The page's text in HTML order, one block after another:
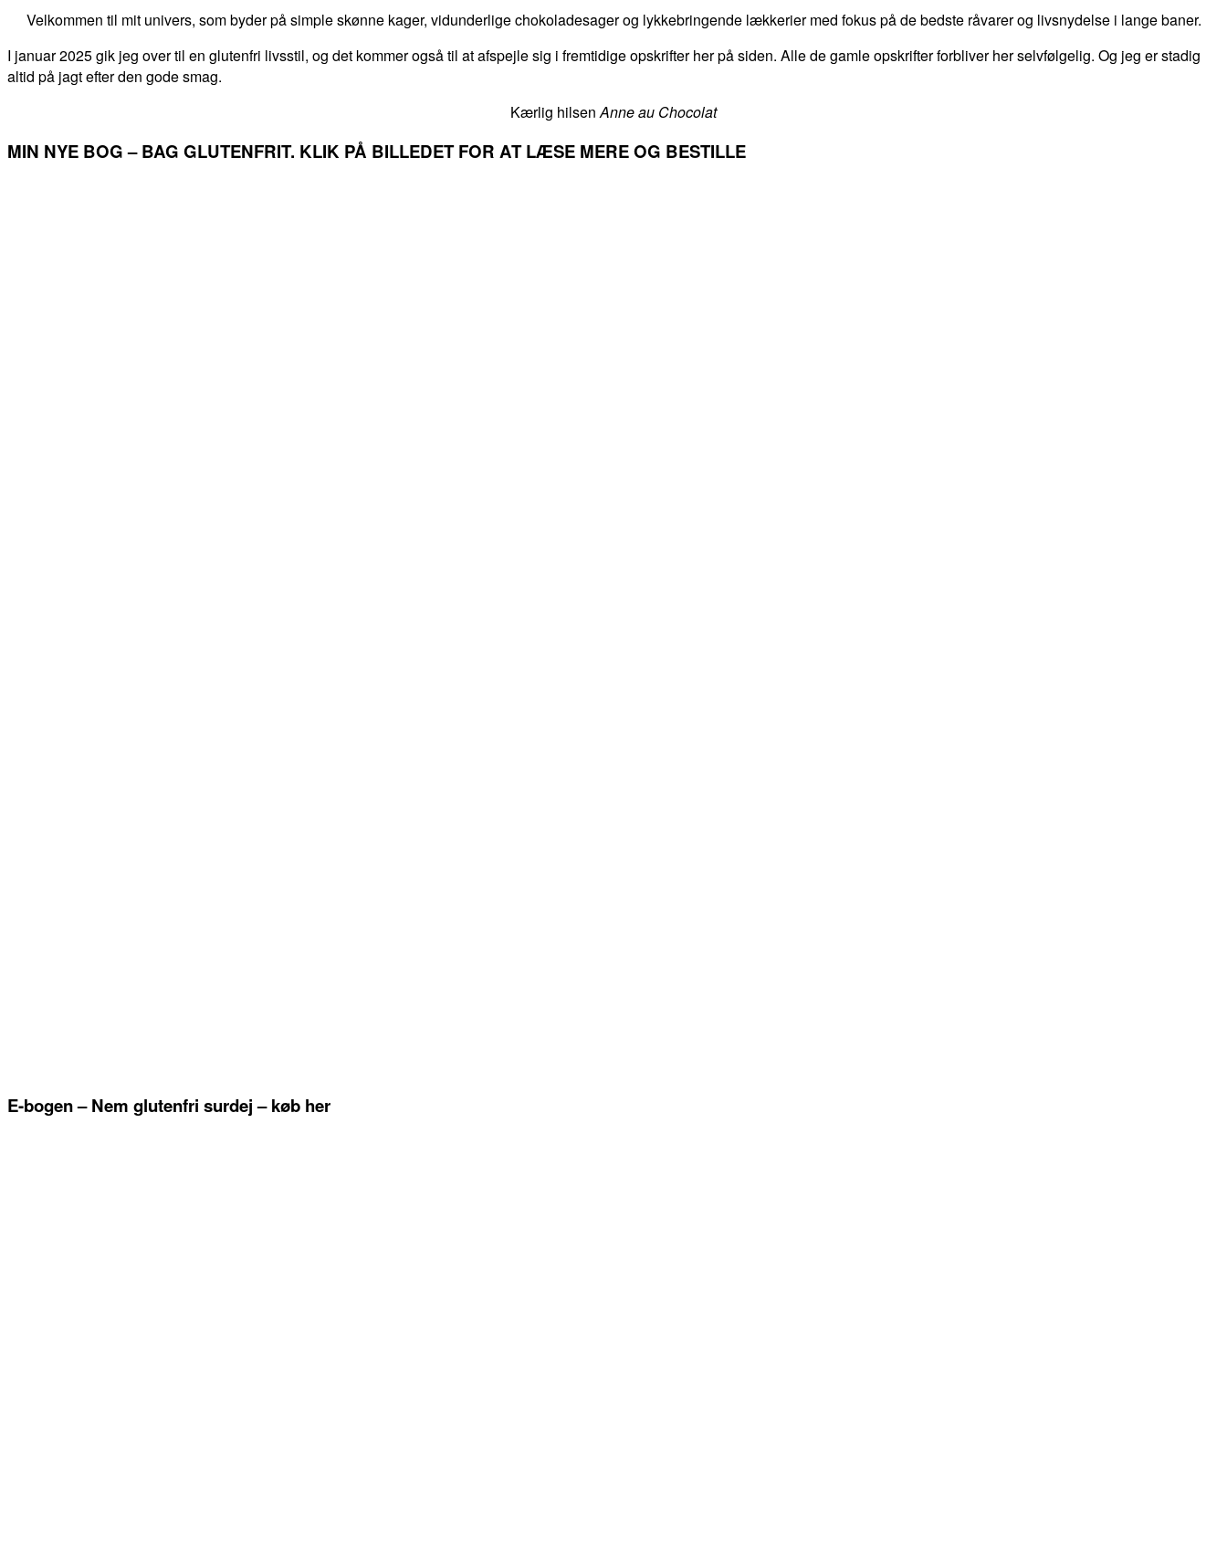
Velkommen til mit univers, som byder på simple skønne kager, vidunderlige chokoladesager og lykkebringende lækkerier med fokus på de bedste råvarer og livsnydelse i lange baner.
I januar 2025 gik jeg over til en glutenfri livsstil, og det kommer også til at afspejle sig i fremtidige opskrifter her på siden. Alle de gamle opskrifter forbliver her selvfølgelig. Og jeg er stadig
altid på jagt efter den gode smag.
Kærlig hilsenAnne au Chocolat
MIN NYE BOG – BAG GLUTENFRIT. KLIK PÅ BILLEDET FOR AT LÆSE MERE OG BESTILLE
E-bogen – Nem glutenfri surdej – køb her